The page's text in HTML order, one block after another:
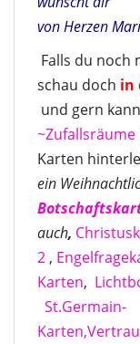
von Herzen
Falls du noch
schau doch in
und gern
~Zufallsräume
Karten
ein
auch,
2 ,
Karten,
St.Germain-
Karten,